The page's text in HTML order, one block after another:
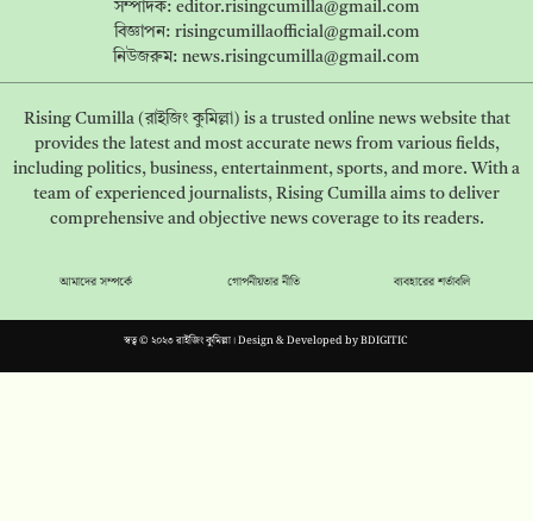
সম্পাদক: editor.risingcumilla@gmail.com
বিজ্ঞাপন: risingcumillaofficial@gmail.com
নিউজরুম: news.risingcumilla@gmail.com
Rising Cumilla (রাইজিং কুমিল্লা) is a trusted online news website that
provides the latest and most accurate news from various fields,
including politics, business, entertainment, sports, and more. With a
team of experienced journalists, Rising Cumilla aims to deliver
comprehensive and objective news coverage to its readers.
আমাদের সম্পর্কে গোপনীয়তার নীতি ব্যবহারের শর্তাবলি
স্বত্ব © ২০২৩ রাইজিং কুমিল্লা। Design & Developed byBDIGITIC